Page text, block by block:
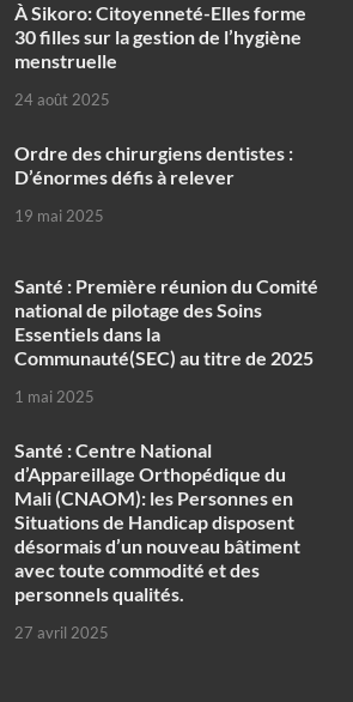
À Sikoro: Citoyenneté-Elles forme
30 filles sur la gestion de l’hygiène
menstruelle
24 août 2025
Ordre des chirurgiens dentistes :
D’énormes défis à relever
19 mai 2025
Santé : Première réunion du Comité
national de pilotage des Soins
Essentiels dans la
Communauté(SEC) au titre de 2025
1 mai 2025
Santé : Centre National
d’Appareillage Orthopédique du
Mali (CNAOM): les Personnes en
Situations de Handicap disposent
désormais d’un nouveau bâtiment
avec toute commodité et des
personnels qualités.
27 avril 2025